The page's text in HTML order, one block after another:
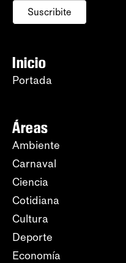
Suscribite
Inicio
Portada
Áreas
Ambiente
Carnaval
Ciencia
Cotidiana
Cultura
Deporte
Economía